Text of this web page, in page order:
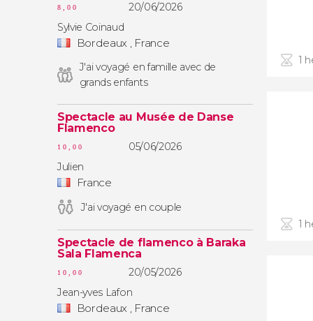
8,00
20/06/2026
Sylvie Coinaud
Bordeaux , France
J'ai voyagé en famille avec de
grands enfants
Spectacle au Musée de Danse
Flamenco
10,00
05/06/2026
Julien
France
J'ai voyagé en couple
Spectacle de flamenco à Baraka
Sala Flamenca
10,00
20/05/2026
Jean-yves Lafon
Bordeaux , France
1
1